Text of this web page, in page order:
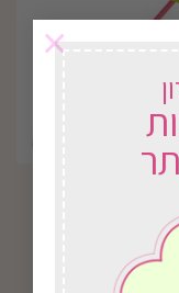
×
100.00
בחירת אפשרויות